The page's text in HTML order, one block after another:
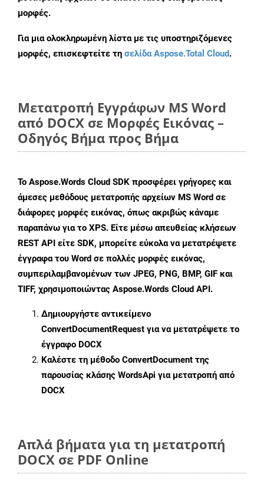
μορφές.
Για μια ολοκληρωμένη λίστα με τις υποστηριζόμενες
μορφές, επισκεφτείτε τη σελίδα Aspose.Total Cloud.
Μετατροπή Εγγράφων MS Word
από DOCX σε Μορφές Εικόνας –
Οδηγός Βήμα προς Βήμα
Το Aspose.Words Cloud SDK προσφέρει γρήγορες και
άμεσες μεθόδους μετατροπής αρχείων MS Word σε
διάφορες μορφές εικόνας, όπως ακριβώς κάναμε
παραπάνω για το XPS. Είτε μέσω απευθείας κλήσεων
REST API είτε SDK, μπορείτε εύκολα να μετατρέψετε
έγγραφα του Word σε πολλές μορφές εικόνας,
συμπεριλαμβανομένων των JPEG, PNG, BMP, GIF και
TIFF, χρησιμοποιώντας Aspose.Words Cloud API.
Δημιουργήστε αντικείμενο
ConvertDocumentRequest για να μετατρέψετε το
έγγραφο DOCX
Καλέστε τη μέθοδο ConvertDocument της
παρουσίας κλάσης WordsApi για μετατροπή από
DOCX
Απλά βήματα για τη μετατροπή
DOCX σε PDF Online